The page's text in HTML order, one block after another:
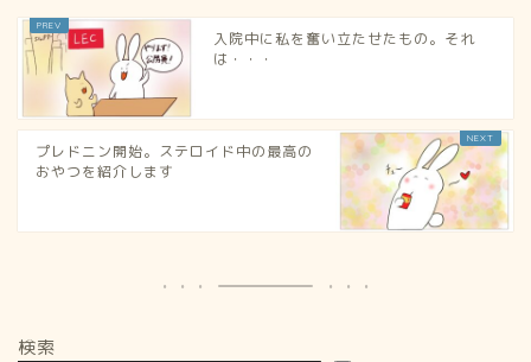
入院中に私を奮い立たせたもの。それ
は・・・
プレドニン開始。ステロイド中の最高の
おやつを紹介します
検索